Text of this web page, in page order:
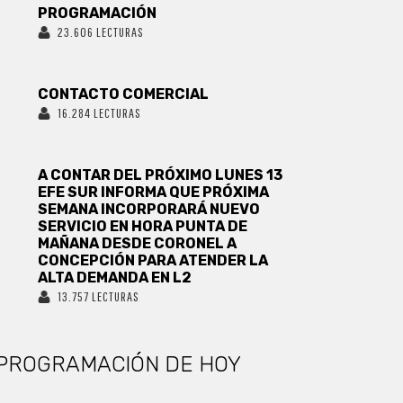
PROGRAMACIÓN
23.606 LECTURAS
CONTACTO COMERCIAL
16.284 LECTURAS
A CONTAR DEL PRÓXIMO LUNES 13
EFE SUR INFORMA QUE PRÓXIMA
SEMANA INCORPORARÁ NUEVO
SERVICIO EN HORA PUNTA DE
MAÑANA DESDE CORONEL A
CONCEPCIÓN PARA ATENDER LA
ALTA DEMANDA EN L2
13.757 LECTURAS
DE HOY